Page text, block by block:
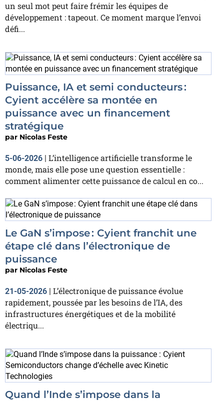
un seul mot peut faire frémir les équipes de
développement : tapeout. Ce moment marque l’envoi
défi...
Puissance, IA et semi conducteurs :
Cyient accélère sa montée en
puissance avec un financement
stratégique
par Nicolas Feste
5-06-2026 | L’intelligence artificielle transforme le
monde, mais elle pose une question essentielle :
comment alimenter cette puissance de calcul en co...
Le GaN s’impose : Cyient franchit une
étape clé dans l’électronique de
puissance
par Nicolas Feste
21-05-2026 | L’électronique de puissance évolue
rapidement, poussée par les besoins de l’IA, des
infrastructures énergétiques et de la mobilité
électriqu...
Quand l’Inde s’impose dans la